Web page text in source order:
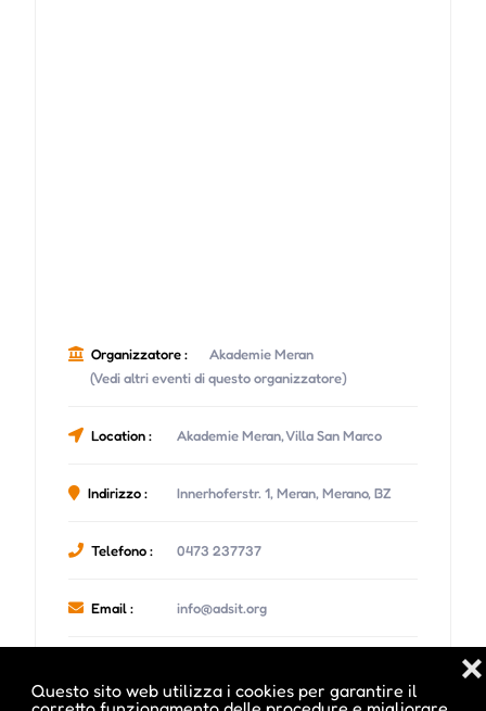
Questo sito web utilizza i cookies per garantire il
❌
Organizzatore :
Akademie Meran
(Vedi altri eventi di questo organizzatore)
Location : Akademie Meran, Villa San Marco
Indirizzo : Innerhoferstr. 1, Meran, Merano, BZ
Telefono : 0473 237737
Email : info@adsit.org